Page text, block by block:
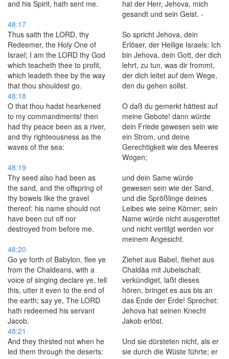
and his Spirit, hath sent me.
hat der Herr, Jehova, mich
gesandt und sein Geist. -
48:17
Thus saith the LORD, thy
Redeemer, the Holy One of
Israel; I am the LORD thy God
which teacheth thee to profit,
which leadeth thee by the way
that thou shouldest go.
So spricht Jehova, dein
Erlöser, der Heilige Israels: Ich
bin Jehova, dein Gott, der dich
lehrt, zu tun, was dir frommt,
der dich leitet auf dem Wege,
den du gehen sollst.
48:18
O that thou hadst hearkened
to my commandments! then
had thy peace been as a river,
and thy righteousness as the
waves of the sea:
O daß du gemerkt hättest auf
meine Gebote! dann würde
dein Friede gewesen sein wie
ein Strom, und deine
Gerechtigkeit wie des Meeres
Wogen;
48:19
Thy seed also had been as
the sand, and the offspring of
thy bowels like the gravel
thereof; his name should not
have been cut off nor
destroyed from before me.
und dein Same würde
gewesen sein wie der Sand,
und die Sprößlinge deines
Leibes wie seine Körner; sein
Name würde nicht ausgerottet
und nicht vertilgt werden vor
meinem Angesicht.
48:20
Go ye forth of Babylon, flee ye
from the Chaldeans, with a
voice of singing declare ye, tell
this, utter it even to the end of
the earth; say ye, The LORD
hath redeemed his servant
Jacob.
Ziehet aus Babel, fliehet aus
Chaldäa mit Jubelschall;
verkündiget, laßt dieses
hören, bringet es aus bis an
das Ende der Erde! Sprechet:
Jehova hat seinen Knecht
Jakob erlöst.
48:21
And they thirsted not when he
led them through the deserts:
Und sie dürsteten nicht, als er
sie durch die Wüste führte; er